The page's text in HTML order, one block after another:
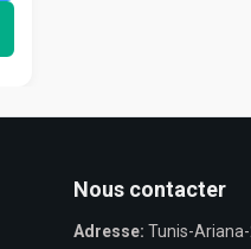
Nous contacter
Adresse: Tunis-